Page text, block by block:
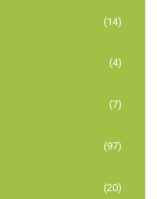
(14)
(4)
(7)
(97)
(20)